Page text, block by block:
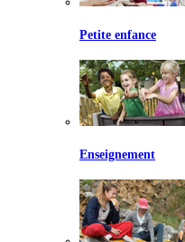
Petite enfance
Enseignement